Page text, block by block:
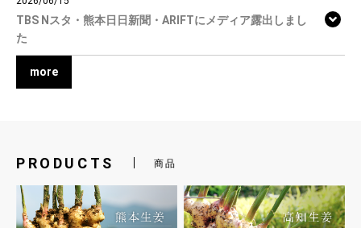
TBS Nスタ・熊本日日新聞・ARIFTにメディア露出しまし
た
more
PRODUCTS 商品